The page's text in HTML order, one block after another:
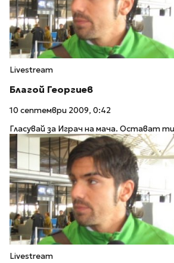
Livestream
Благой Георгиев
10 септември 2009, 0:42
Гласувай за Играч на мача. Остават
Livestream